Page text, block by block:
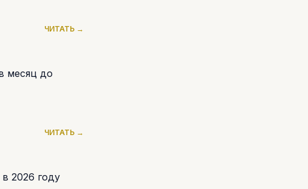
ЧИТАТЬ →
месяц до
ЧИТАТЬ →
2026 году